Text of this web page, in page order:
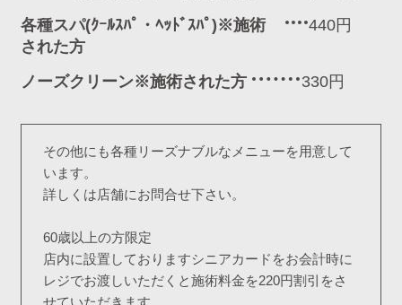
各種スパ(ｸｰﾙｽﾊﾟ・ﾍｯﾄﾞｽﾊﾟ)※施術
された方
440円
ノーズクリーン※施術された方 330円
その他にも各種リーズナブルなメニューを用意して
います。
詳しくは店舗にお問合せ下さい。
60歳以上の方限定
店内に設置しておりますシニアカードをお会計時に
レジでお渡しいただくと施術料金を220円割引をさ
せていただきます。